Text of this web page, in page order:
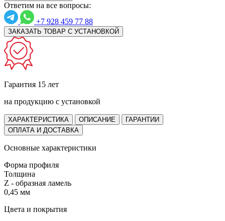
Ответим на все вопросы:
+7 928 459 77 88
ЗАКАЗАТЬ ТОВАР С УСТАНОВКОЙ
Гарантия 15 лет
на продукцию с установкой
ХАРАКТЕРИСТИКА ОПИСАНИЕ
ГАРАНТИИ
ОПЛАТА И ДОСТАВКА
Основные характеристики
Форма профиля
Толщина
Z - образная ламель
0,45 мм
Цвета и покрытия